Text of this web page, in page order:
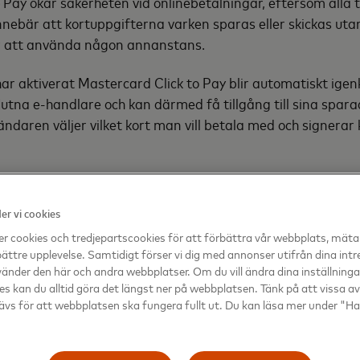
att kortuppgifterna varken sparas eller skickas
använda någon annanstans.
aktiverat Mastercard Click to Pay blir automatiskt
e-handlare och kan därmed få tillgång till sina
väljer vilket kort man vill betala med och
partnerskap med bland annat banker, kortinlösare och
tjänsten för konsumenter i Sverige. För att
sig via den egna banken, besök:
Click to Pay
vi cookies
cookies och tredjepartscookies för att förbättra vår webbplats,
upplevelse. Samtidigt förser vi dig med annonser utifrån dina
den här och andra webbplatser. Om du vill ändra dina
kan du alltid göra det längst ner på webbplatsen. Tänk på att vissa
för att webbplatsen ska fungera fullt ut. Du kan läsa mer under